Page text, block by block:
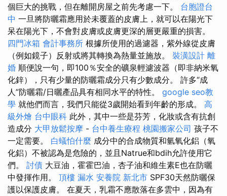
個巨大的挑戰，但在離開房屋之前先考慮一下。 台胞證台
中 一旦將防曬霜應用於未覆蓋的皮膚上，就可以在陽光下
呆在陽光下，不會對皮膚或皮膚更深的層更嚴重的損害。
四門冰箱 會計事務所 根據所使用的過濾器，紫外線從皮膚
（例如鏡子）反射或將其轉換為熱量並施放。 裝潢設計 離
婚 順便說一句，即100％安全的礦泉輕濾波器（即非納米氧
化鋅），只有少量的防曬霜成分只有少數成分。 許多“成
人”防曬霜/日曬產品具有相同水平的特性。 google seo教
學 就他們而言，我們只能從3歲開始看到年齡的形成。 高
級外燴 台中眼科 此外，其中一些是芬芳，化妝或含有抗創
造成分 大甲放鬆按摩 - 台中養生療程 桃園搬家公司 孩子不
一定需要。 白蟻怕什麼 成分中的合成物質和氫氧化鋁（氧
化鋁）不被認為是危險的，並且Natrue和bdih允許使用它
們。 討債 大豆油，霍霍巴油，杏子油和維生素E也在防曬
中發揮作用。 頂樓 漏水 安養院 新北市 SPF30天然防曬保
護以保護皮膚。 在夏天，乳霜不應散落在多雲中，因為有